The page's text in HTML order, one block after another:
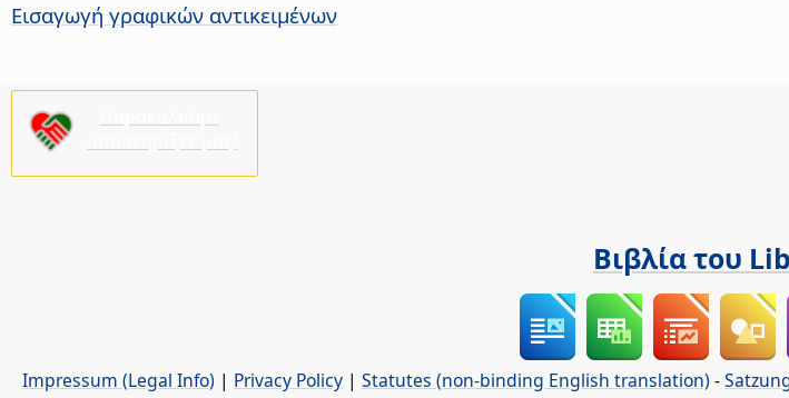
Εισαγωγή γραφικών αντικειμένων
Βιβλία του
Impressum (Legal Info) | Privacy Policy | Statutes (non-binding English translation) -